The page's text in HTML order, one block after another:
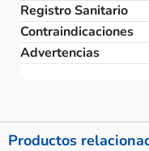
Registro Sanitario
Contraindicaciones
Advertencias
Productos